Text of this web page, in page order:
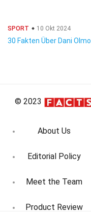
SPORT 10 Okt 2024
30 Fakten Über Dani Olmo
© 2023
About Us
Editorial Policy
Meet the Team
Product Review